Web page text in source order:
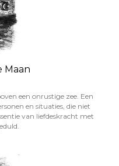
Maan
een onrustige zee. Een
en situaties, die niet
van liefdeskracht met